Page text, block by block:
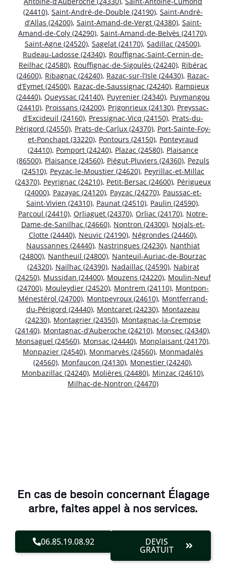
(24410), Saint-André-de-Double (24190), Saint-André-
d’Allas (24200), Saint-Amand-de-Vergt (24380), Saint-
Amand-de-Coly (24290), Saint-Amand-de-Belvès (24170),
Saint-Agne (24520), Sagelat (24170), Sadillac (24500),
Rudeau-Ladosse (24340), Rouffignac-Saint-Cernin-de-
Reilhac (24580), Rouffignac-de-Sigoulès (24240), Ribérac
(24600), Ribagnac (24240), Razac-sur-l’Isle (24430), Razac-
d’Eymet (24500), Razac-de-Saussignac (24240), Rampieux
(24440), Queyssac (24140), Puyrenier (24340), Puymangou
(24410), Proissans (24200), Prigonrieux (24130), Preyssac-
d’Excideuil (24160), Pressignac-Vicq (24150), Prats-du-
Périgord (24550), Prats-de-Carlux (24370), Port-Sainte-Foy-
et-Ponchapt (33220), Pontours (24150), Ponteyraud
(24410), Pomport (24240), Plazac (24580), Plaisance
(86500), Plaisance (24560), Piégut-Pluviers (24360), Pezuls
(24510), Peyzac-le-Moustier (24620), Peyrillac-et-Millac
(24370), Peyrignac (24210), Petit-Bersac (24600), Périgueux
(24000), Pazayac (24120), Payzac (24270), Paussac-et-
Saint-Vivien (24310), Paunat (24510), Paulin (24590),
Parcoul (24410), Orliaguet (24370), Orliac (24170), Notre-
Dame-de-Sanilhac (24660), Nontron (24300), Nojals-et-
Clotte (24440), Neuvic (24190), Négrondes (24460),
Naussannes (24440), Nastringues (24230), Nanthiat
(24800), Nantheuil (24800), Nanteuil-Auriac-de-Bourzac
(24320), Nailhac (24390), Nadaillac (24590), Nabirat
(24250), Mussidan (24400), Mouzens (24220), Moulin-Neuf
(24700), Mouleydier (24520), Montrem (24110), Montpon-
Ménestérol (24700), Montpeyroux (24610), Montferrand-
du-Périgord (24440), Montcaret (24230), Montazeau
(24230), Montagrier (24350), Montagnac-la-Crempse
(24140), Montagnac-d’Auberoche (24210), Monsec (24340),
Monsaguel (24560), Monsac (24440), Monplaisant (24170),
Monpazier (24540), Monmarvès (24560), Monmadalès
(24560), Monfaucon (24130), Monestier (24240),
Monbazillac (24240), Molières (24480), Minzac (24610),
Milhac-de-Nontron (24470)
En cas de besoin concernant Élagage
arbre, faites appel à nos services.
06.85.19.08.92 DEVIS
GRATUIT